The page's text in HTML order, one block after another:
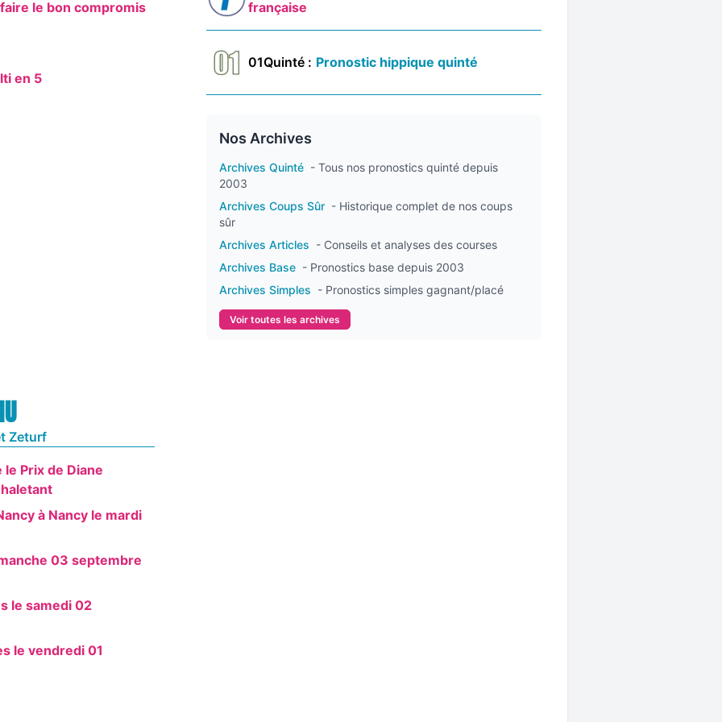
le bon compromis
en 5
française
01Quinté : Pronostic hippique quinté
Nos Archives
Archives Quinté - Tous nos pronostics quinté depuis
2003
Archives Coups Sûr - Historique complet de nos coups
sûr
Archives Articles - Conseils et analyses des courses
Archives Base - Pronostics base depuis 2003
Archives Simples - Pronostics simples gagnant/placé
Voir toutes les archives
Zeturf
Prix de Diane
à Nancy le mardi
03 septembre
le samedi 02
le vendredi 01